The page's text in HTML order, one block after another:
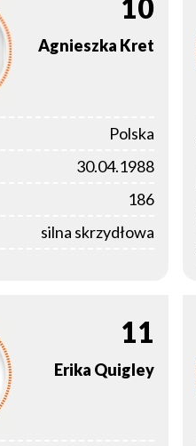
10
Agnieszka Kret
Polska
30.04.1988
186
silna skrzydłowa
11
Erika Quigley